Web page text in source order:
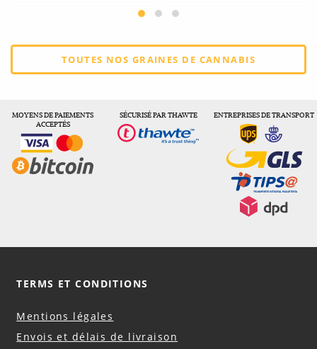
TOUTES NOS GRAINES DE CANNABIS
MOYENS DE PAIEMENTS
ACCEPTÉS
SÉCURISÉ PAR THAWTE ENTREPRISES DE TRANSPORT
TERMS ET CONDITIONS
Mentions légales
Envois et délais de livraison